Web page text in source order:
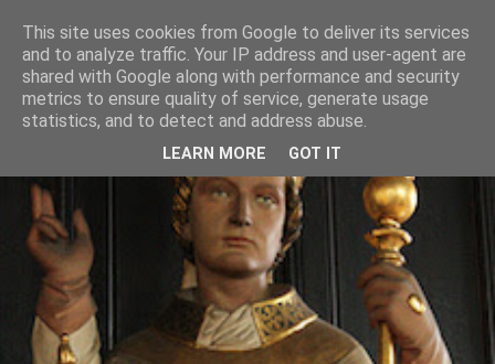
This site uses cookies from Google to deliver its services
and to analyze traffic. Your IP address and user-agent are
shared with Google along with performance and security
metrics to ensure quality of service, generate usage
statistics, and to detect and address abuse.
LEARN MORE GOT IT